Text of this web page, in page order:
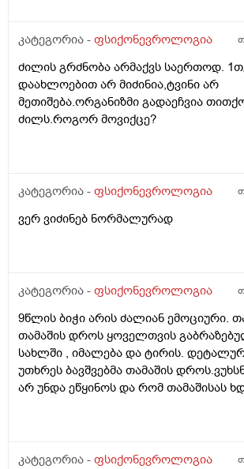
მდგომარეობა შემიმსუბუქდეს ან
იმას ნუ მირჩევთ რომ ექიმთან
იმიტომ რომ ვინმესთან რომც მივიდე
ინფორმაცია უნდა მოვუყვე.
კატეგორია - ფსიქონევროლოგია
ძილის გრძნობა არმაქვს საერთოდ.
დაახლოებით არ მიძინია,ტვინი არ
მეთიშება.ორგანიზმი გადაეჩვია
ძილს.როგორ მოვიქცე?
კატეგორია - ფსიქონევროლოგია
ვერ ვიძინებ ნორმალურად
კატეგორია - ფსიქონევროლოგია
9წლის ბიჭი არის ძალიან ემოციური.
თამაშის დროს ყოველთვის გაბრაზებული შემორბის
სახლში , იმალება და ტირის.
უთხრეს ბავშვებმა თამაშის
არ უნდა ეწყინოს და რომ თამაშისას
ნივთს დააგდებს როცა ნაწყენია. რა
ესმის.თავის ფიქრებშია და
კატეგორია - ფსიქონევროლოგია